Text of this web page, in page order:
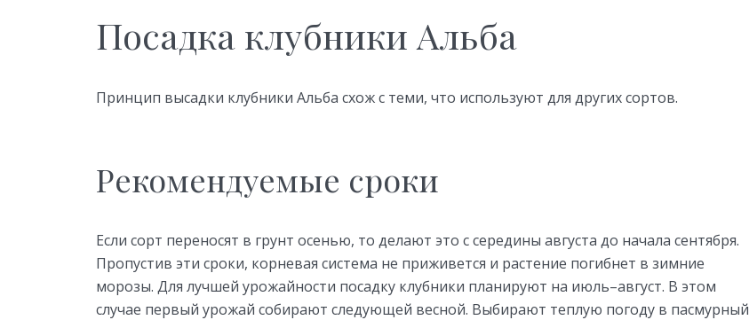
Посадка клубники Альба
Принцип высадки клубники Альба схож с теми, что используют для других сортов.
Рекомендуемые сроки
Если сорт переносят в грунт осенью, то делают это с середины августа до начала сентября.
Пропустив эти сроки, корневая система не приживется и растение погибнет в зимние
морозы. Для лучшей урожайности посадку клубники планируют на июль–август. В этом
случае первый урожай собирают следующей весной. Выбирают теплую погоду в пасмурный